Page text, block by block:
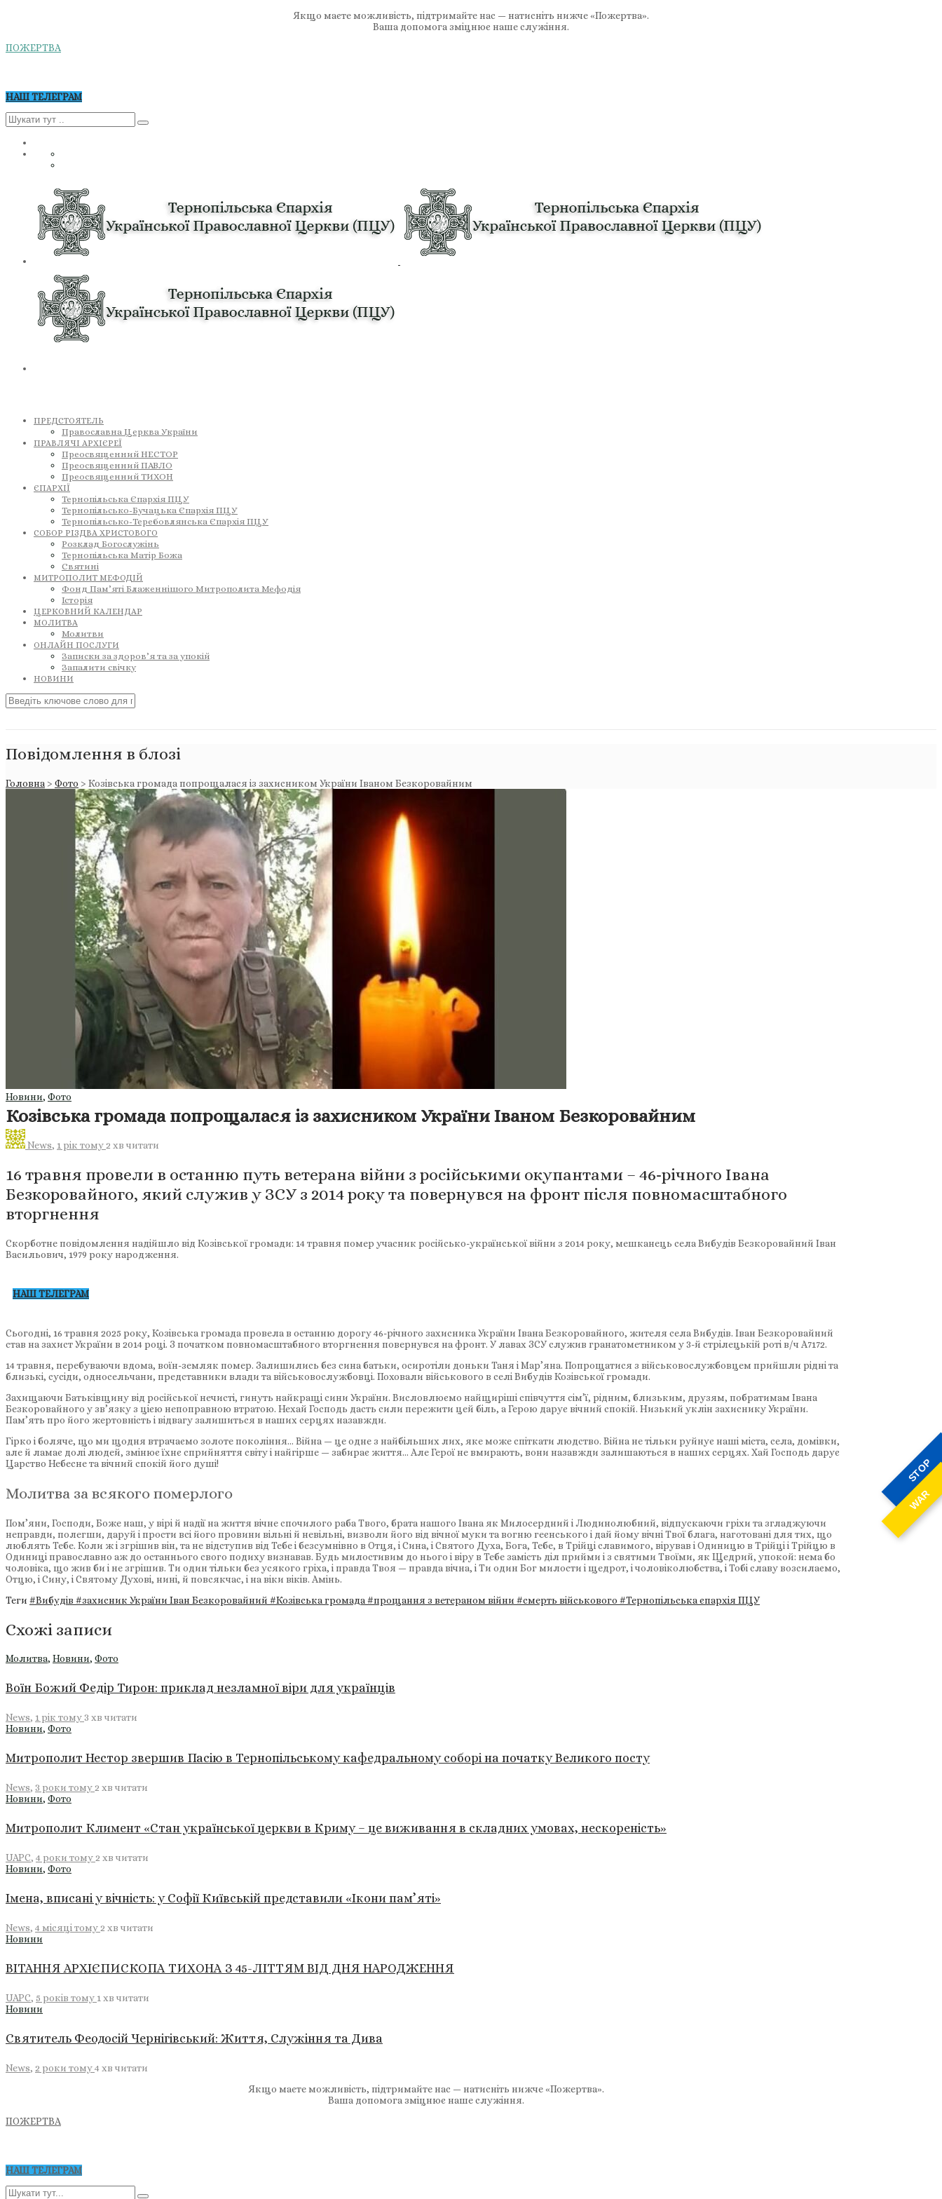
STOP
WAR
Якщо маєте можливість, підтримайте нас — натисніть нижче «Пожертва».
Ваша допомога зміцнює наше служіння.
ПОЖЕРТВА
НАШ ТЕЛЕГРАМ
ПРЕДСТОЯТЕЛЬ
Православна Церква України
ПРАВЛЯЧІ АРХІЄРЕЇ
Преосвященний НЕСТОР
Преосвященний ПАВЛО
Преосвященний ТИХОН
ЄПАРХІЇ
Тернопільська Єпархія ПЦУ
Тернопільсько-Бучацька Єпархія ПЦУ
Тернопільсько-Теребовлянська Єпархія ПЦУ
СОБОР РІЗДВА ХРИСТОВОГО
Розклад Богослужінь
Тернопільська Матір Божа
Святині
МИТРОПОЛИТ МЕФОДІЙ
Фонд Пам’яті Блаженнішого Митрополита Мефодія
Історія
ЦЕРКОВНИЙ КАЛЕНДАР
МОЛИТВА
Молитви
ОНЛАЙН ПОСЛУГИ
Записки за здоров’я та за упокій
Запалити свічку
НОВИНИ
Повідомлення в блозі
Головна > Фото > Козівська громада попрощалася із захисником України Іваном Безкоровайним
Новини, Фото
Козівська громада попрощалася із захисником України Іваном Безкоровайним
News, 1 рік тому 2 хв читати
16 травня провели в останню путь ветерана війни з російськими окупантами – 46-річного Івана
Безкоровайного, який служив у ЗСУ з 2014 року та повернувся на фронт після повномасштабного
вторгнення
Скорботне повідомлення надійшло від Козівської громади: 14 травня помер учасник російсько-української війни з 2014 року, мешканець села Вибудів Безкоровайний Іван
Васильович, 1979 року народження.
НАШ ТЕЛЕГРАМ
Сьогодні, 16 травня 2025 року, Козівська громада провела в останню дорогу 46-річного захисника України Івана Безкоровайного, жителя села Вибудів. Іван Безкоровайний
став на захист України в 2014 році. З початком повномасштабного вторгнення повернувся на фронт. У лавах ЗСУ служив гранатометником у 3-й стрілецькій роті в/ч А7172.
14 травня, перебуваючи вдома, воїн-земляк помер. Залишились без сина батьки, осиротіли доньки Таня і Мар’яна. Попрощатися з військовослужбовцем прийшли рідні та
близькі, сусіди, односельчани, представники влади та військовослужбовці. Поховали військового в селі Вибудів Козівської громади.
Захищаючи Батьківщину від російської нечисті, гинуть найкращі сини України. Висловлюємо найщиріші співчуття сімʼї, рідним, близьким, друзям, побратимам Івана
Безкоровайного у зв’язку з цією непоправною втратою. Нехай Господь дасть сили пережити цей біль, а Герою дарує вічний спокій. Низький уклін захиснику України.
Пам’ять про його жертовність і відвагу залишиться в наших серцях назавжди.
Гірко і боляче, що ми щодня втрачаємо золоте покоління… Війна — це одне з найбільших лих, яке може спіткати людство. Війна не тільки руйнує наші міста, села, домівки,
але й ламає долі людей, змінює їхнє сприйняття світу і найгірше — забирає життя… Але Герої не вмирають, вони назавжди залишаються в наших серцях. Хай Господь дарує
Царство Небесне та вічний спокій його душі!
Молитва за всякого померлого
Пом’яни, Господи, Боже наш, у вірі й надії на життя вічне спочилого раба Твого, брата нашого Івана як Милосердний і Людинолюбний, відпускаючи гріхи та згладжуючи
неправди, полегши, даруй і прости всі його провини вільні й невільні, визволи його від вічної муки та вогню геєнського і дай йому вічні Твої блага, наготовані для тих, що
люблять Тебе. Коли ж і згрішив він, та не відступив від Тебе і безсумнівно в Отця, і Сина, і Святого Духа, Бога, Тебе, в Трійці славимого, вірував і Одиницю в Трійці і Трійцю в
Одиниці православно аж до останнього свого подиху визнавав. Будь милостивим до нього і віру в Тебе замість діл прийми і з святими Твоїми, як Щедрий, упокой: нема бо
чоловіка, що жив би і не згрішив. Ти один тільки без усякого гріха, і правда Твоя — правда вічна, і Ти один Бог милости і щедрот, і чоловіколюбства, і Тобі славу возсилаємо,
Отцю, і Сину, і Святому Духові, нині, й повсякчас, і на віки віків. Амінь.
Теги #Вибудів #захисник України Іван Безкоровайний #Козівська громада#прощання з ветераном війни #смерть військового #Тернопільська єпархія ПЦУ
Схожі записи
Молитва, Новини, Фото
Воїн Божий Федір Тирон: приклад незламної віри для українців
News, 1 рік тому3 хв читати
Новини, Фото
Митрополит Нестор звершив Пасію в Тернопільському кафедральному соборі на початку Великого посту
News, 3 роки тому 2 хв читати
Новини, Фото
Митрополит Климент «Стан української церкви в Криму – це виживання в складних умовах, нескореність»
UAPC, 4 роки тому 2 хв читати
Новини, Фото
Імена, вписані у вічність: у Софії Київській представили «Ікони пам’яті»
News, 4 місяці тому 2 хв читати
Новини
ВІТАННЯ АРХІЄПИСКОПА ТИХОНА З 45-ЛІТТЯМ ВІД ДНЯ НАРОДЖЕННЯ
UAPC, 5 років тому 1 хв читати
Новини
Святитель Феодосій Чернігівський: Життя, Служіння та Дива
News, 2 роки тому4 хв читати
Якщо маєте можливість, підтримайте нас — натисніть нижче «Пожертва».
Ваша допомога зміцнює наше служіння.
ПОЖЕРТВА
НАШ ТЕЛЕГРАМ